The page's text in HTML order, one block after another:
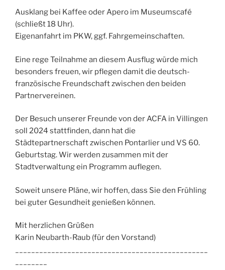
Ausklang bei Kaffee oder Apero im Museumscafé
(schließt 18 Uhr).
Eigenanfahrt im PKW, ggf. Fahrgemeinschaften.
Eine rege Teilnahme an diesem Ausflug würde mich
besonders freuen, wir pflegen damit die deutsch-
französische Freundschaft zwischen den beiden
Partnervereinen.
Der Besuch unserer Freunde von der ACFA in Villingen
soll 2024 stattfinden, dann hat die
Städtepartnerschaft zwischen Pontarlier und VS 60.
Geburtstag. Wir werden zusammen mit der
Stadtverwaltung ein Programm auflegen.
Soweit unsere Pläne, wir hoffen, dass Sie den Frühling
bei guter Gesundheit genießen können.
Mit herzlichen Grüßen
Karin Neubarth-Raub (für den Vorstand)